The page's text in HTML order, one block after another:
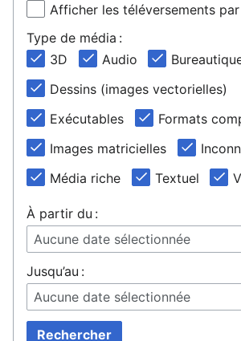
Afficher les téléversements
Type de média :
3D
Audio
Dessins (images vectorielles)
Exécutables
Formats
Images matricielles
Média riche
Textuel
À partir du :
Aucune date sélectionnée
Jusqu’au :
Aucune date sélectionnée
Rechercher